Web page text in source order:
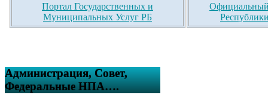
Портал Государственных и
Муниципальных Услуг РБ
Официальный
Администрация, Совет,
Федеральные НПА….